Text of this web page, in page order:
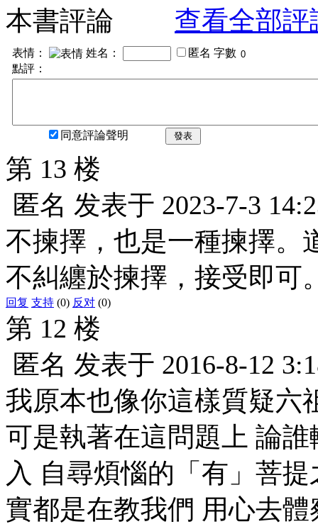
本書評論
查看全部評
表情： 姓名： 匿名 字數
點評：
同意評論聲明 發表
第 13 楼
匿名 发表于 2023-7-3
不揀擇，也是一種揀擇。
不糾纏於揀擇，接受即可
回复 支持 (0) 反对 (0)
第 12 楼
匿名 发表于 2016-8-12
我原本也像你這樣質疑六
可是執著在這問題上 論
入 自尋煩惱的「有」菩
實都是在教我們 用心去